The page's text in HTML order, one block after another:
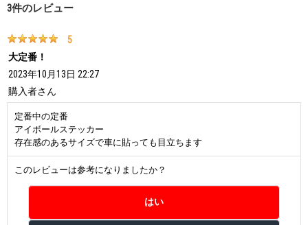
3件のレビュー
5
大定番！
2023年10月13日 22:27
購入者さん
定番中の定番
アイボールステッカー
存在感のあるサイズで車に貼っても目立ちます
このレビューは参考になりましたか？